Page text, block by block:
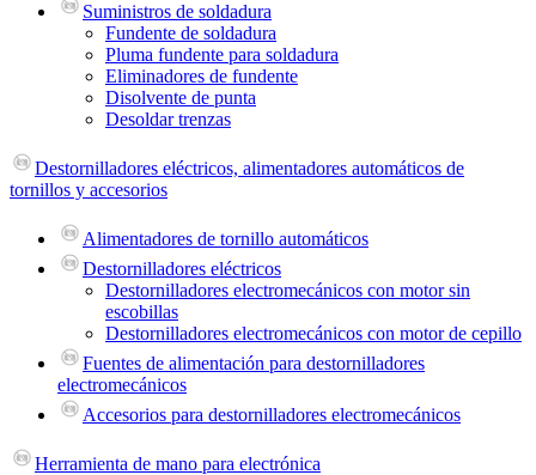
Suministros de soldadura
Fundente de soldadura
Pluma fundente para soldadura
Eliminadores de fundente
Disolvente de punta
Desoldar trenzas
Destornilladores eléctricos, alimentadores automáticos de
tornillos y accesorios
Alimentadores de tornillo automáticos
Destornilladores eléctricos
Destornilladores electromecánicos con motor sin
escobillas
Destornilladores electromecánicos con motor de cepillo
Fuentes de alimentación para destornilladores
electromecánicos
Accesorios para destornilladores electromecánicos
Herramienta de mano para electrónica